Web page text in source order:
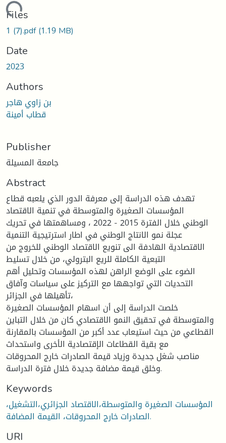
Files
1 (7).pdf(1.19 MB)
Date
2023
Authors
بن زاوي هاجر
قطاب أمينة
Publisher
جامعة المسيلة
Abstract
تهدف هذه الدراسة إلى معرفة الدور الذي يلعبه قطاع
المؤسسات الصغيرة والمتوسطة في تنمية الاقتصاد
الوطني خلال الفترة 2015 - 2022 ، ومساهمتها في تحريك
عجلة نمو الانتاج الوطني في اطار استرتيجية التنمية
الاقتصادية الهادفة الى تنويع الاقتصاد الوطني للخروج من
التبعية الكاملة للريع البترولي، من خلال تسليط
الضوء على الوضع الراهن لهذه المؤسسات وتحليل أهم
التحديات التي تواجهها مع التركيز على سياسات وآفاق
تأهيلها في الجزائر،
خلصت الدراسة إلى أن اسهام المؤسسات الصغيرة
والمتوسطة في تحقيق النمو الاقتصادي كان من خلال التباين
القطاعي من حيث استيعاب عدد أكبر من المؤسسات بالمقارنة
مع بقية القطاعات الإقتصادية الأخرى واستحداث
مناصب شغل جديدة وزياد قيمة الصادرات خارج المحروقات
وخلق قيمة مضافة جديدة خلال فترة الدراسة.
Keywords
المؤسسات الصغيرة والمتوسطة،الاقتصاد الجزائري،التشغيل،
الصادرات خارج المحروقات، القيمة المضافة.
URI